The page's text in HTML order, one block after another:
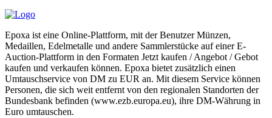
Epoxa ist eine Online-Plattform, mit der Benutzer Münzen,
Medaillen, Edelmetalle und andere Sammlerstücke auf einer E-
Auction-Plattform in den Formaten Jetzt kaufen / Angebot / Gebot
kaufen und verkaufen können. Epoxa bietet zusätzlich einen
Umtauschservice von DM zu EUR an. Mit diesem Service können
Personen, die sich weit entfernt von den regionalen Standorten der
Bundesbank befinden (www.ezb.europa.eu), ihre DM-Währung in
Euro umtauschen.